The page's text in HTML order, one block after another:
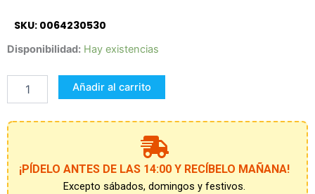
SKU: 0064230530
Disponibilidad: Hay existencias
Rifle
asalto
118
de
8
Tiros
(de
juguete)
Añadir al carrito
¡PÍDELO ANTES DE LAS 14:00 Y RECÍBELO MAÑANA!
Excepto sábados, domingos y festivos.